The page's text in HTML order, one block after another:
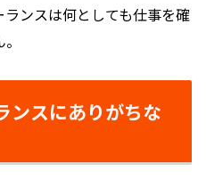
ンスは何としても仕事を確
ンスにありがちな